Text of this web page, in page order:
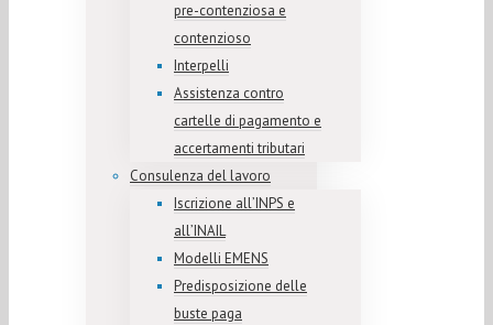
pre-contenziosa e
contenzioso
Interpelli
Assistenza contro
cartelle di pagamento e
accertamenti tributari
Consulenza del lavoro
Iscrizione all’INPS e
all’INAIL
Modelli EMENS
Predisposizione delle
buste paga